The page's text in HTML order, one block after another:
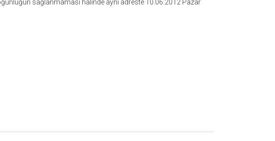
sağlanmaması halinde aynı adreste 10.06.2012 Pazar